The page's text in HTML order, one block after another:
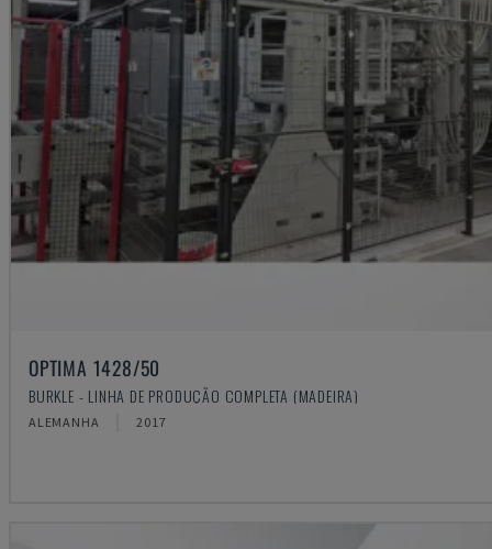
OPTIMA 1428/50
BURKLE - LINHA DE PRODUÇÃO COMPLETA (MADEIRA)
ALEMANHA 2017